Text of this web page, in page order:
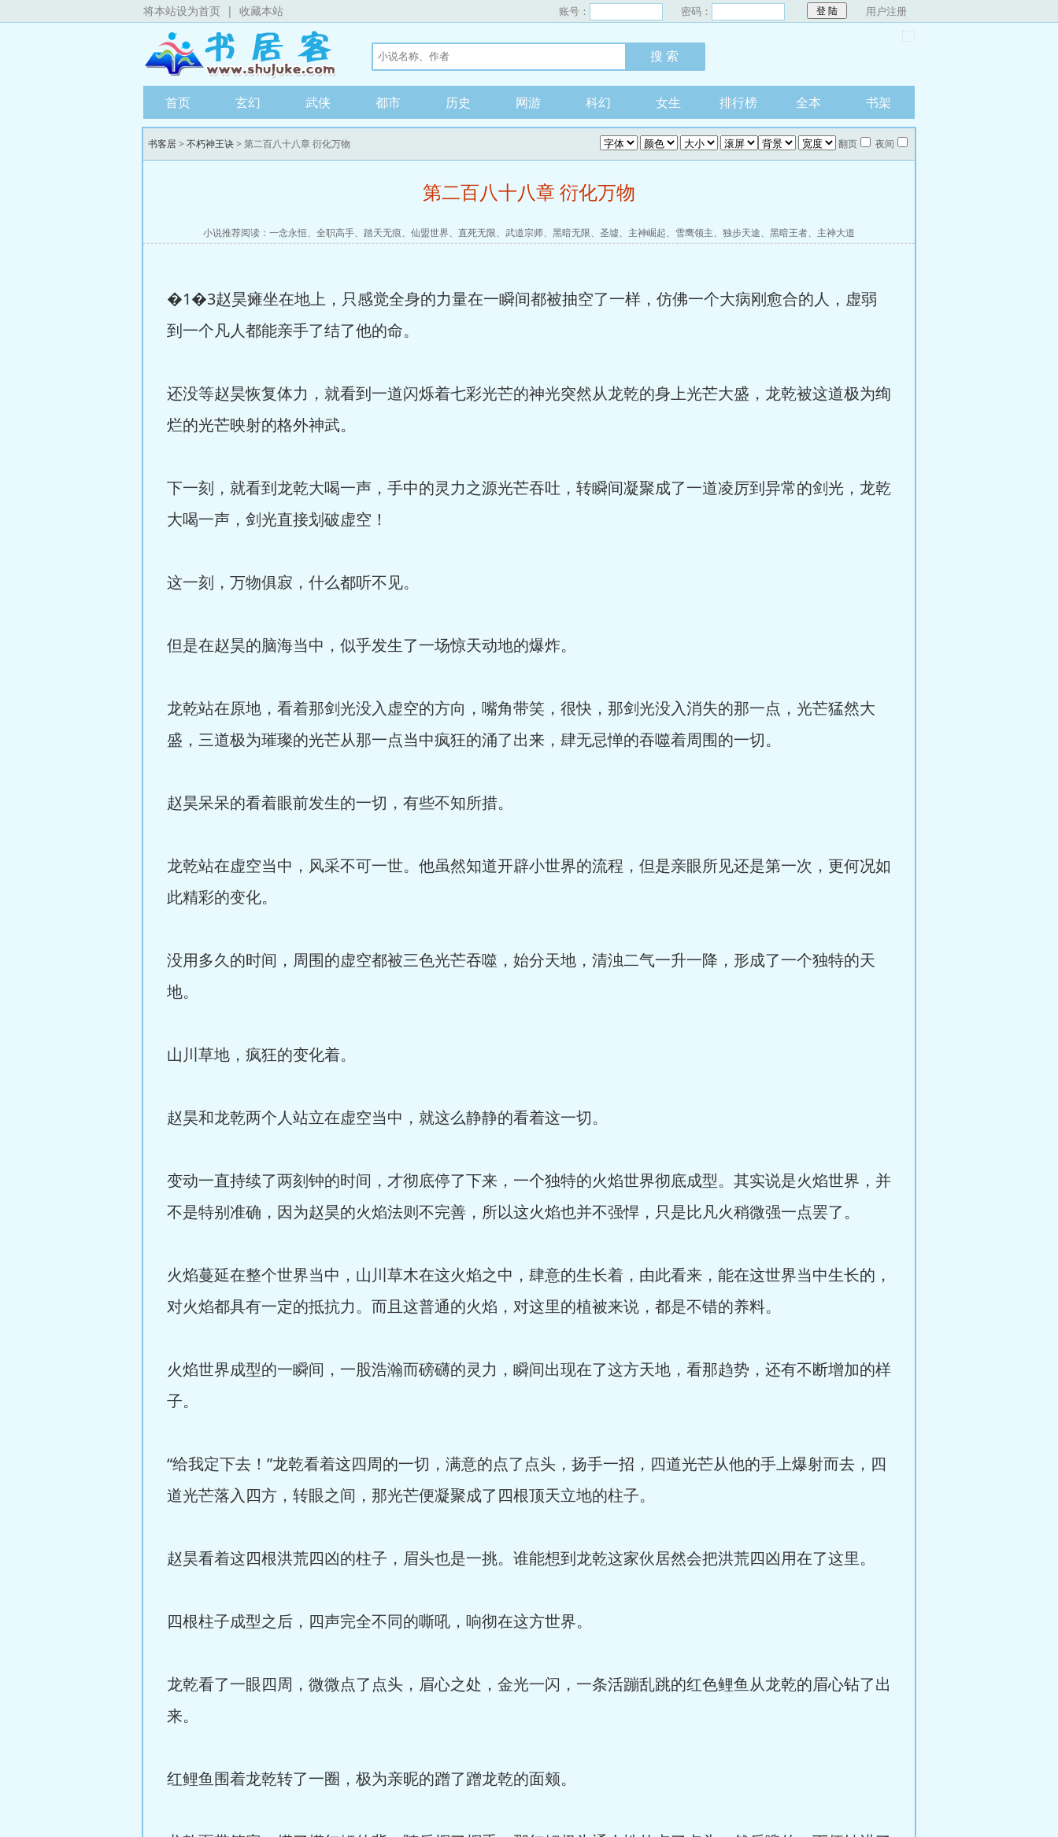
将本站设为首页 | 收藏本站 账号： 密码： 用户注册
首页 玄幻 武侠 都市 历史 网游 科幻 女生 排行榜 全本 书架
书客居> 不朽神王诀> 第二百八十八章 衍化万物 翻页 夜间
第二百八十八章 衍化万物
小说推荐阅读： 一念永恒、 全职高手、 踏天无痕、 仙盟世界、 直死无限、 武道宗师、 黑暗无限、 圣墟、 主神崛起、 雪鹰领主、 独步天途、 黑暗王者、 主神大道
�1�3赵昊瘫坐在地上，只感觉全身的力量在一瞬间都被抽空了一样，仿佛一个大病刚愈合的人，虚弱
到一个凡人都能亲手了结了他的命。
还没等赵昊恢复体力，就看到一道闪烁着七彩光芒的神光突然从龙乾的身上光芒大盛，龙乾被这道极为绚
烂的光芒映射的格外神武。
下一刻，就看到龙乾大喝一声，手中的灵力之源光芒吞吐，转瞬间凝聚成了一道凌厉到异常的剑光，龙乾
大喝一声，剑光直接划破虚空！
这一刻，万物俱寂，什么都听不见。
但是在赵昊的脑海当中，似乎发生了一场惊天动地的爆炸。
龙乾站在原地，看着那剑光没入虚空的方向，嘴角带笑，很快，那剑光没入消失的那一点，光芒猛然大
盛，三道极为璀璨的光芒从那一点当中疯狂的涌了出来，肆无忌惮的吞噬着周围的一切。
赵昊呆呆的看着眼前发生的一切，有些不知所措。
龙乾站在虚空当中，风采不可一世。他虽然知道开辟小世界的流程，但是亲眼所见还是第一次，更何况如
此精彩的变化。
没用多久的时间，周围的虚空都被三色光芒吞噬，始分天地，清浊二气一升一降，形成了一个独特的天
地。
山川草地，疯狂的变化着。
赵昊和龙乾两个人站立在虚空当中，就这么静静的看着这一切。
变动一直持续了两刻钟的时间，才彻底停了下来，一个独特的火焰世界彻底成型。其实说是火焰世界，并
不是特别准确，因为赵昊的火焰法则不完善，所以这火焰也并不强悍，只是比凡火稍微强一点罢了。
火焰蔓延在整个世界当中，山川草木在这火焰之中，肆意的生长着，由此看来，能在这世界当中生长的，
对火焰都具有一定的抵抗力。而且这普通的火焰，对这里的植被来说，都是不错的养料。
火焰世界成型的一瞬间，一股浩瀚而磅礴的灵力，瞬间出现在了这方天地，看那趋势，还有不断增加的样
子。
“给我定下去！”龙乾看着这四周的一切，满意的点了点头，扬手一招，四道光芒从他的手上爆射而去，四
道光芒落入四方，转眼之间，那光芒便凝聚成了四根顶天立地的柱子。
赵昊看着这四根洪荒四凶的柱子，眉头也是一挑。谁能想到龙乾这家伙居然会把洪荒四凶用在了这里。
四根柱子成型之后，四声完全不同的嘶吼，响彻在这方世界。
龙乾看了一眼四周，微微点了点头，眉心之处，金光一闪，一条活蹦乱跳的红色鲤鱼从龙乾的眉心钻了出
来。
红鲤鱼围着龙乾转了一圈，极为亲昵的蹭了蹭龙乾的面颊。